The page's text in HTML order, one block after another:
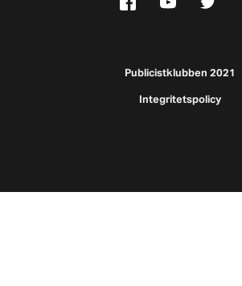
Publicistklubben 2021
Integritetspolicy